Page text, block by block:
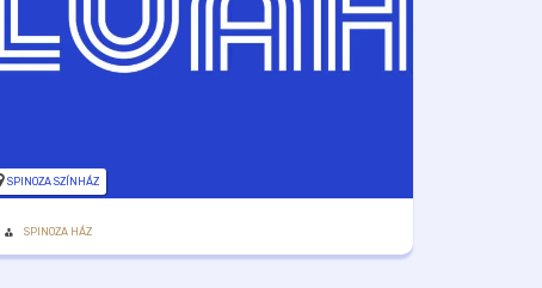
SPINOZA SZÍNHÁZ
SPINOZA HÁZ